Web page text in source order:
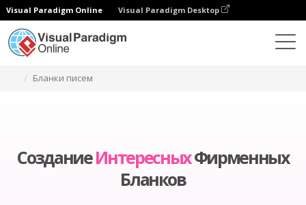
Visual Paradigm Online Visual Paradigm Desktop
Бланки писем
СозданиеИнтересныхФирменных
Бланков